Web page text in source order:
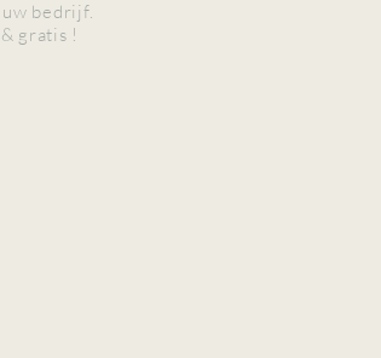
uw bedrijf.
gratis !